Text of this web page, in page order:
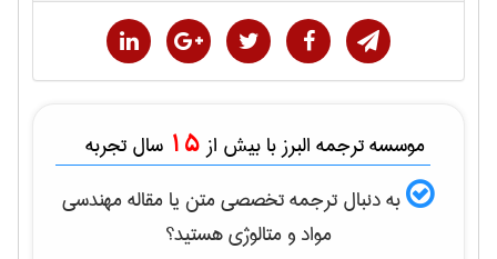
موسسه ترجمه البرز با بیش از 15 سال تجربه
به دنبال ترجمه تخصصی متن یا مقالهمهندسی
مواد و متالوژیهستید؟